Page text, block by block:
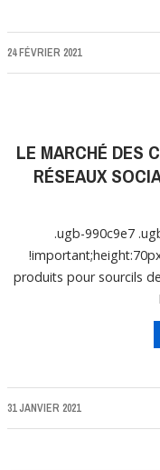
24 FÉVRIER 2021
LE MARCHÉ DES
RÉSEAUX
.ugb-990c9e7
produits pour sourcils
31 JANVIER 2021